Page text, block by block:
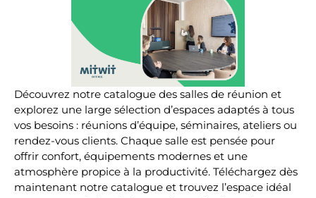
Découvrez notre catalogue des salles de réunion et
explorez une large sélection d’espaces adaptés à tous
vos besoins : réunions d’équipe, séminaires, ateliers ou
rendez-vous clients. Chaque salle est pensée pour
offrir confort, équipements modernes et une
atmosphère propice à la productivité. Téléchargez dès
maintenant notre catalogue et trouvez l’espace idéal